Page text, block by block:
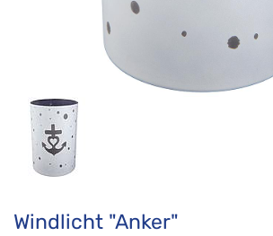
Windlicht "Anker"